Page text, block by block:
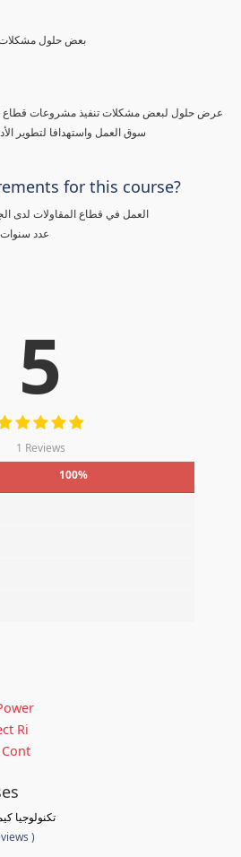
بعض حلول مشكلات
عرض حلول لبعض مشكلات تنفيذ مشروعات قطاع
سوق العمل واستهدافا لتطوير
for this course?
عدد سنوات
5
1 Reviews
100%
Ri
تكنولوجيا
)